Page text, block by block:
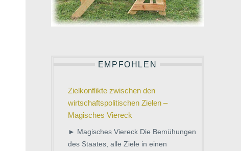
EMPFOHLEN
Zielkonflikte zwischen den
wirtschaftspolitischen Zielen –
Magisches Viereck
► Magisches Viereck Die Bemühungen
des Staates, alle Ziele in einen